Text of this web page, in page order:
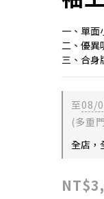
一、單面
二、優異
三、合身
至08/
(多重
全店，